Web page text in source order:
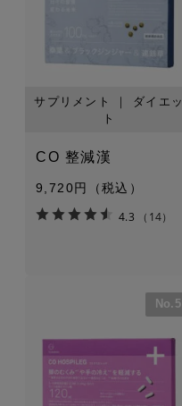
サプリメント ｜ ダイエッ
ト
CO 整減漢
9,720円（税込）
4.3 （14）
No.5